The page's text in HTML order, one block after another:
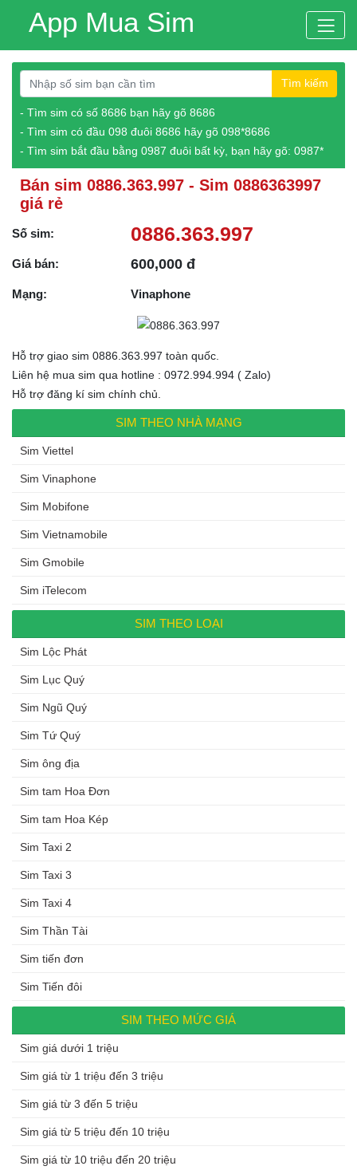
App Mua Sim
Tìm kiếm
- Tìm sim có số 8686 bạn hãy gõ 8686
- Tìm sim có đầu 098 đuôi 8686 hãy gõ 098*8686
- Tìm sim bắt đầu bằng 0987 đuôi bất kỳ, bạn hãy gõ: 0987*
Bán sim 0886.363.997 - Sim 0886363997
giá rẻ
Số sim: 0886.363.997
Giá bán: 600,000 đ
Mạng: Vinaphone
Hỗ trợ giao sim 0886.363.997 toàn quốc.
Liên hệ mua sim qua hotline : 0972.994.994 ( Zalo)
Hỗ trợ đăng kí sim chính chủ.
SIM THEO NHÀ MẠNG
Sim Viettel
Sim Vinaphone
Sim Mobifone
Sim Vietnamobile
Sim Gmobile
Sim iTelecom
SIM THEO LOẠI
Sim Lộc Phát
Sim Lục Quý
Sim Ngũ Quý
Sim Tứ Quý
Sim ông địa
Sim tam Hoa Đơn
Sim tam Hoa Kép
Sim Taxi 2
Sim Taxi 3
Sim Taxi 4
Sim Thần Tài
Sim tiến đơn
Sim Tiến đôi
SIM THEO MỨC GIÁ
Sim giá dưới 1 triệu
Sim giá từ 1 triệu đến 3 triệu
Sim giá từ 3 đến 5 triệu
Sim giá từ 5 triệu đến 10 triệu
Sim giá từ 10 triệu đến 20 triệu